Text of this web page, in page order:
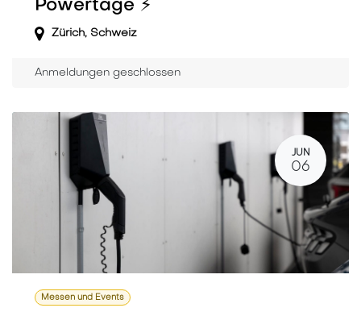
Powertage ⚡️
Zürich, Schweiz
Anmeldungen geschlossen
JUN
06
Messen und Events